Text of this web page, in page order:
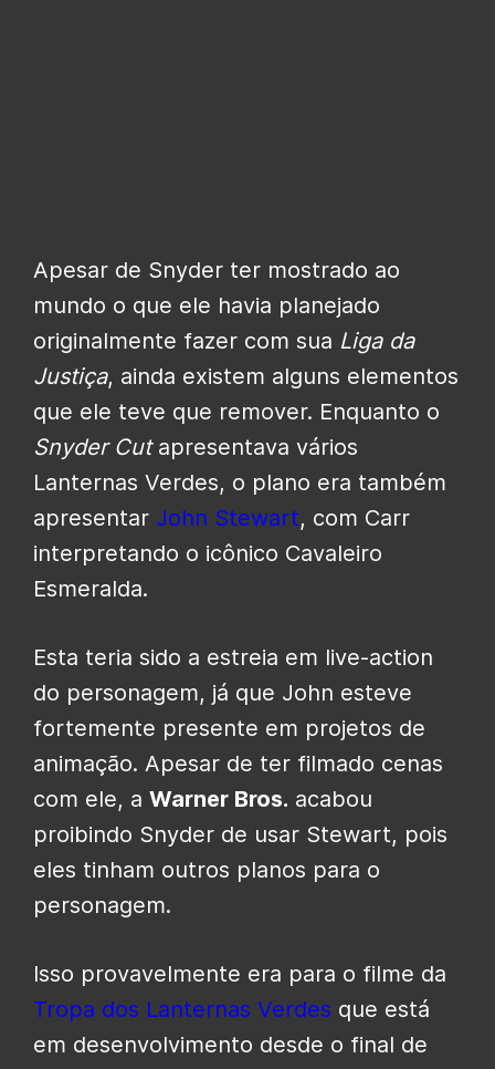
Apesar de Snyder ter mostrado ao
mundo o que ele havia planejado
originalmente fazer com sua Liga da
Justiça, ainda existem alguns elementos
que ele teve que remover. Enquanto o
Snyder Cutapresentava vários
Lanternas Verdes, o plano era também
apresentar John Stewart, com Carr
interpretando o icônico Cavaleiro
Esmeralda.
Esta teria sido a estreia em live-action
do personagem, já que John esteve
fortemente presente em projetos de
animação. Apesar de ter filmado cenas
com ele, a Warner Bros. acabou
proibindo Snyder de usar Stewart, pois
eles tinham outros planos para o
personagem.
Isso provavelmente era para o filme da
Tropa dos Lanternas Verdes que está
em desenvolvimento desde o final de